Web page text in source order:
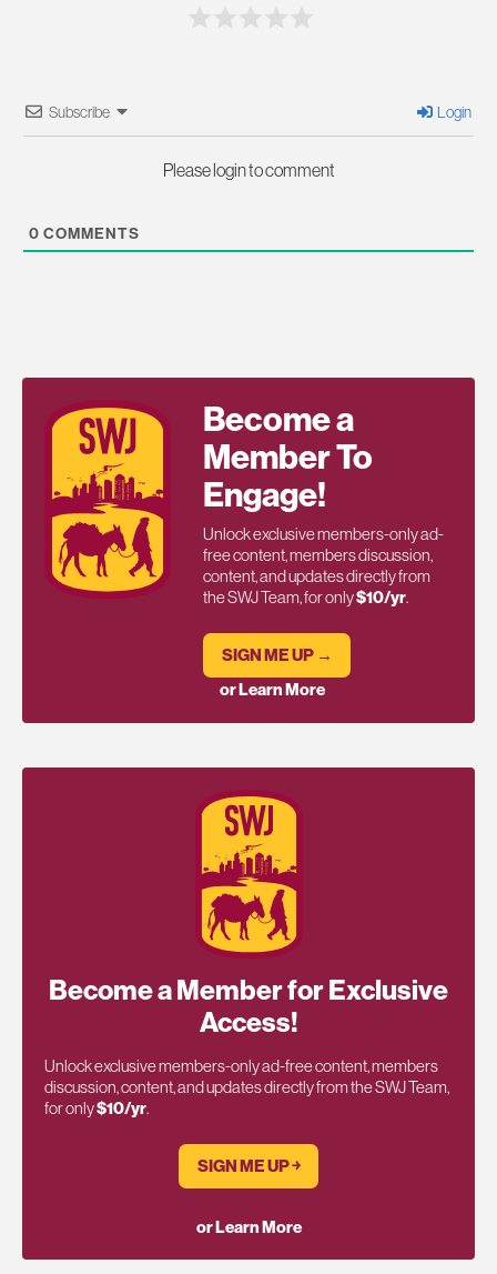
Subscribe Login
Please login to comment
0 COMMENTS
Become a
Member To
Engage!
Unlock exclusive members-only ad-
free content, members discussion,
content, and updates directly from
the SWJ Team, for only$10/yr.
SIGN ME UP →
or Learn More
Become a Member for Exclusive
Access!
Unlock exclusive members-only ad-free content, members
discussion, content, and updates directly from the SWJ Team,
for only$10/yr.
SIGN ME UP ￫
or Learn More